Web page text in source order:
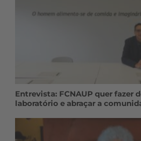
Entrevista: FCNAUP quer fazer
laboratório e abraçar a